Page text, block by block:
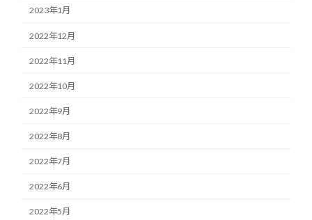
2023年1月
2022年12月
2022年11月
2022年10月
2022年9月
2022年8月
2022年7月
2022年6月
2022年5月